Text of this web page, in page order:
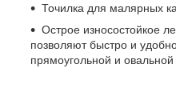
Точилка для малярных
Острое износостойкое
позволяют быстро и
прямоугольной и